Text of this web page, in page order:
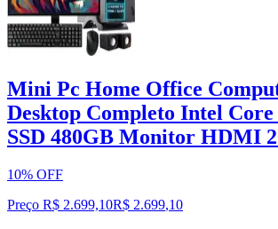
Mini Pc Home Office
Desktop Completo Intel
SSD 480GB Monitor HDMI
10% OFF
Preço R$ 2.699,10R$ 2.699,10